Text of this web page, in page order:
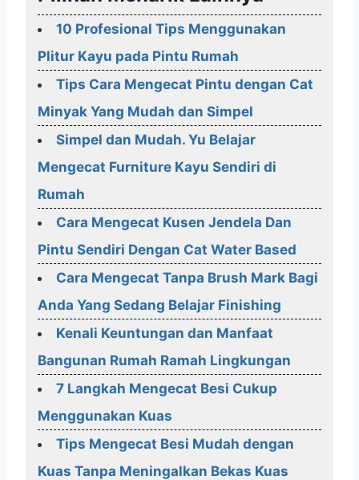
10 Profesional Tips Menggunakan
Plitur Kayu pada Pintu Rumah
Tips Cara Mengecat Pintu dengan Cat
Minyak Yang Mudah dan Simpel
Simpel dan Mudah. Yu Belajar
Mengecat Furniture Kayu Sendiri di
Rumah
Cara Mengecat Kusen Jendela Dan
Pintu Sendiri Dengan Cat Water Based
Cara Mengecat Tanpa Brush Mark Bagi
Anda Yang Sedang Belajar Finishing
Kenali Keuntungan dan Manfaat
Bangunan Rumah Ramah Lingkungan
7 Langkah Mengecat Besi Cukup
Menggunakan Kuas
Tips Mengecat Besi Mudah dengan
Kuas Tanpa Meningalkan Bekas Kuas